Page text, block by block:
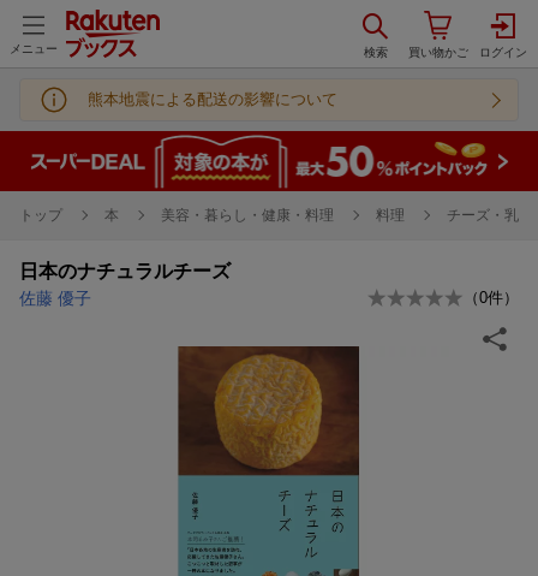
メニュー
熊本地震による配送の影響について
トップ 本 美容・暮らし・健康・料理 料理 チーズ・乳製
日本のナチュラルチーズ
佐藤 優子 （0件）